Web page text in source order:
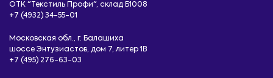
ОТК "Текстиль Профи", склад Б1008
+7 (4932) 34-55-01
Московская обл., г. Балашиха
шоссе Энтузиастов, дом 7, литер 1B
+7 (495) 276-63-03